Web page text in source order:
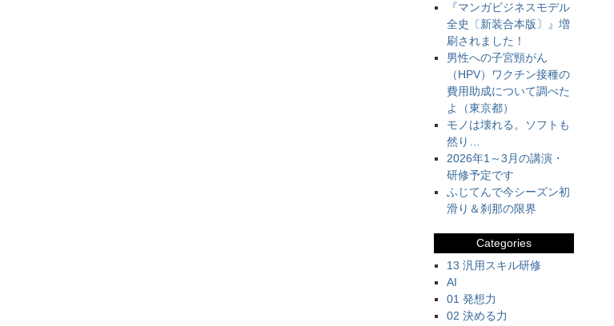
『マンガビジネスモデル
全史〔新装合本版〕』増
刷されました！
男性への子宮頸がん
（HPV）ワクチン接種の
費用助成について調べた
よ（東京都）
モノは壊れる。ソフトも
然り…
2026年1～3月の講演・
研修予定です
ふじてんで今シーズン初
滑り＆刹那の限界
Categories
13 汎用スキル研修
AI
01 発想力
02 決める力